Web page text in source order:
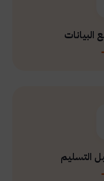
البيانات
التسليم